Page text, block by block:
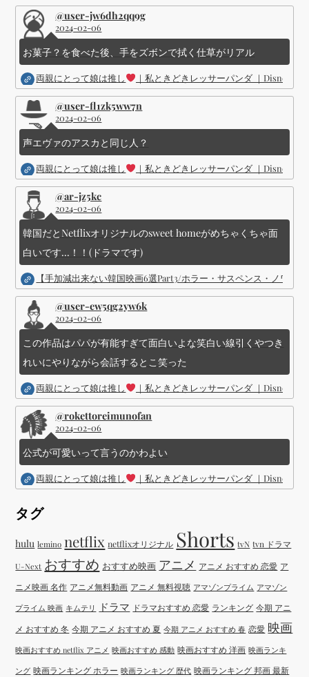
@user-jw6dh2qq9g
2024-02-06
お菓子？を食べた後、手をズボンで拭く仕草がリアル
両親にとって娘は推し ｜私ときどきレッサーパンダ ｜Disney (
@user-fl1zk5ww7n
2024-02-06
声エヴァのアスカと同じ人？
両親にとって娘は推し ｜私ときどきレッサーパンダ ｜Disney (
@ar-jz5kc
2024-02-06
韓国だとNetflixオリジナルのsweet homeがめちゃくちゃ面
白いです...！！(ドラマです)
【手加減出来ない韓国映画6選Part3/ホラー・サスペンス・ノワー
@user-ew5qg2yw6k
2024-02-06
この作品はパパが有能すぎて面白いよな笑白い線引くやつき
れいにやりながら会話するとこ笑った
両親にとって娘は推し ｜私ときどきレッサーパンダ ｜Disney (
@rokettoreimunofan
2024-02-06
公式が可愛いって言うのかわよい
両親にとって娘は推し ｜私ときどきレッサーパンダ ｜Disney (
タグ
hulu lemino netflix netflixオリジナル Shorts tvN tvn ドラマ
U-Next おすすめ おすすめ映画 アニメ アニメ おすすめ 恋愛 ア
ニメ映画 名作 アニメ無料動画 アニメ 無料視聴 アマゾンプライム アマゾン
プライム 映画 キムテリ ドラマ ドラマおすすめ 恋愛 ランキング 今期 アニ
メ おすすめ 冬 今期 アニメ おすすめ 夏 今期 アニメ おすすめ 春 恋愛 映画
映画おすすめ netflix アニメ 映画おすすめ 感動 映画おすすめ 洋画 映画ランキ
ング 映画ランキング ホラー 映画ランキング 歴代 映画ランキング 邦画 最新